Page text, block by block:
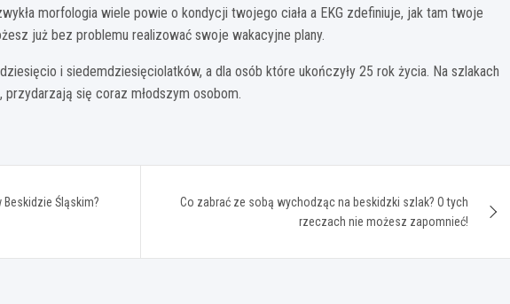
morfologia wiele powie o kondycji twojego ciała a EKG zdefiniuje, jak tam twoje
już bez problemu realizować swoje wakacyjne plany.
i siedemdziesięciolatków, a dla osób które ukończyły 25 rok życia. Na szlakach
się coraz młodszym osobom.
Śląskim?
Co zabrać ze sobą wychodząc na beskidzki szlak? O tych
rzeczach nie możesz zapomnieć!